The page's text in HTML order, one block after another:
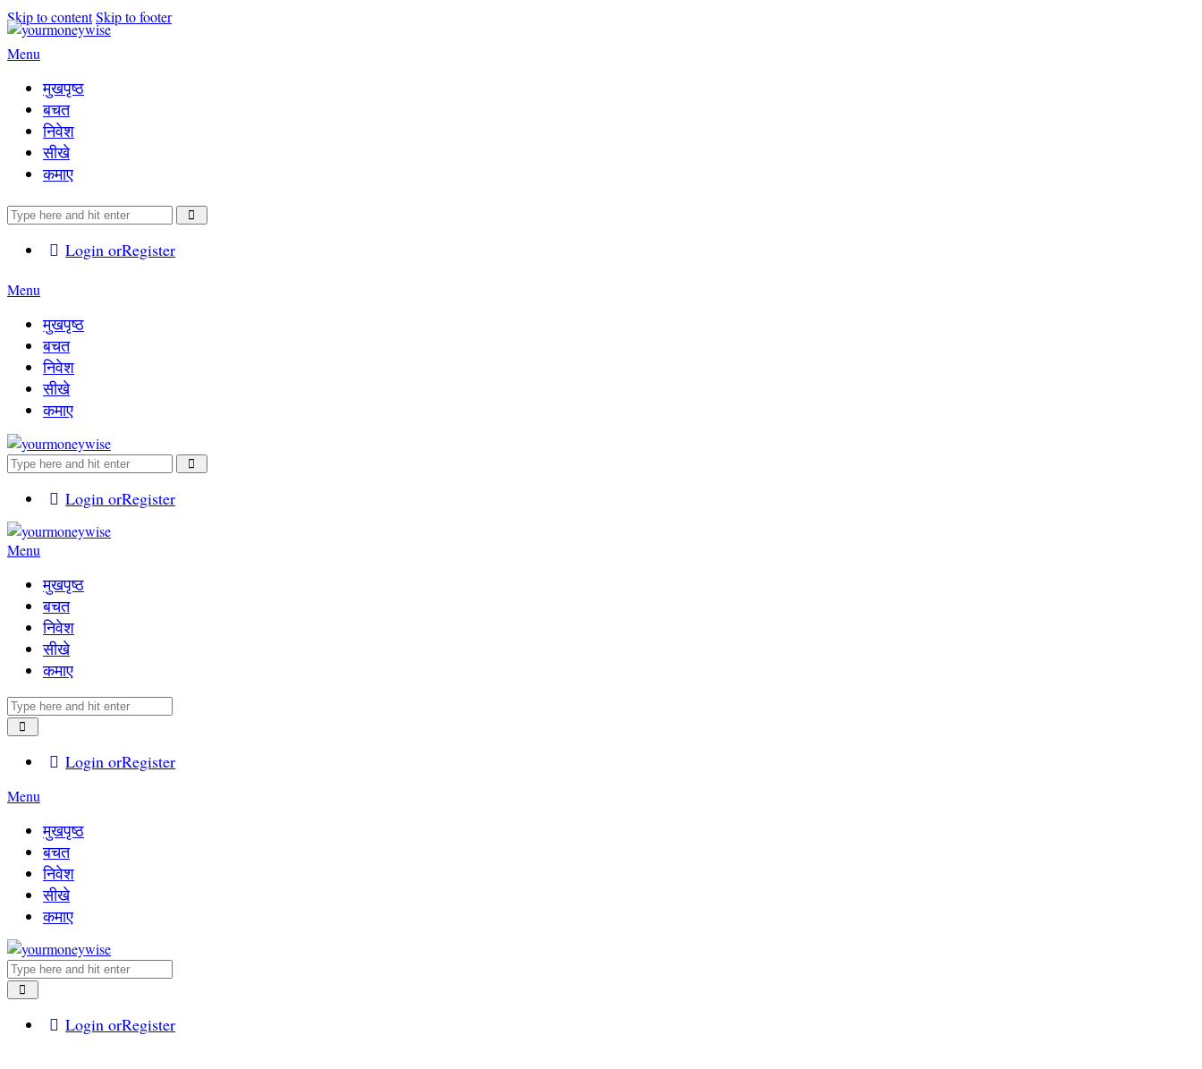
Skip to contentSkip to footer
Menu
मुखपृष्ठ
बचत
निवेश
सीखे
कमाए
Login orRegister
Menu
मुखपृष्ठ
बचत
निवेश
सीखे
कमाए
Login orRegister
Menu
मुखपृष्ठ
बचत
निवेश
सीखे
कमाए
Login orRegister
Menu
मुखपृष्ठ
बचत
निवेश
सीखे
कमाए
Login orRegister